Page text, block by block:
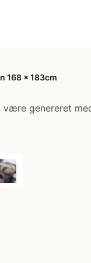
168 x 183cm
være genereret